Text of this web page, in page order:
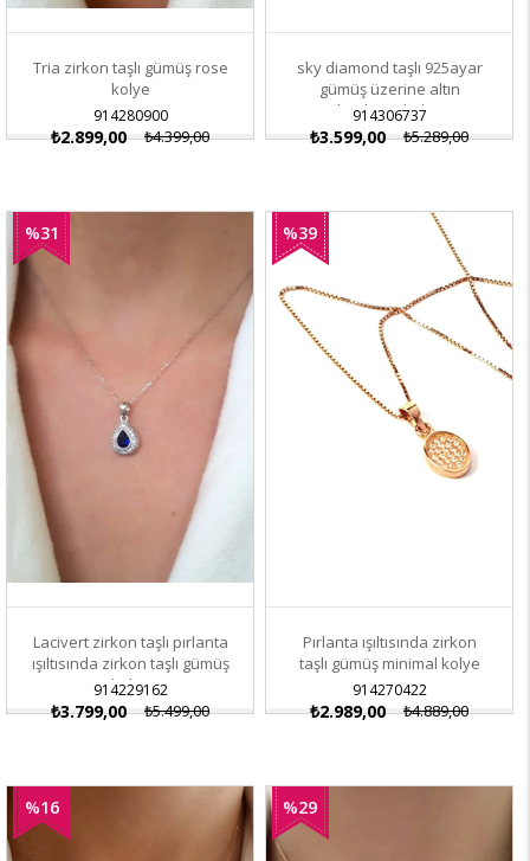
Tria zirkon taşlı gümüş rose
kolye
914280900
₺2.899,00 ₺4.399,00
sky diamond taşlı 925ayar
gümüş üzerine altın
kaplama kolye
914306737
₺3.599,00 ₺5.289,00
Lacivert zirkon taşlı pırlanta
ışıltısında zirkon taşlı gümüş
kolye
914229162
₺3.799,00 ₺5.499,00
%31
İndirim
Pırlanta ışıltısında zirkon
taşlı gümüş minimal kolye
914270422
₺2.989,00 ₺4.889,00
%39
%16
%29
İndirim